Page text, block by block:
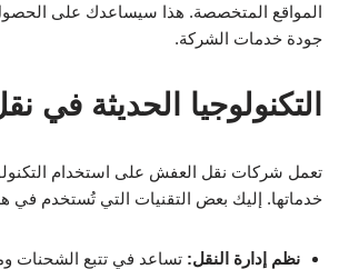
المواقع المتخصصة. هذا سيساعدك على
جودة خدمات الشركة.
التكنولوجيا الحديثة في
تعمل شركات نقل العفش على استخدام
خدماتها. إليك بعض التقنيات التي تُستخدم في
نظم إدارة النقل: تساعد في تتبع الشحنات